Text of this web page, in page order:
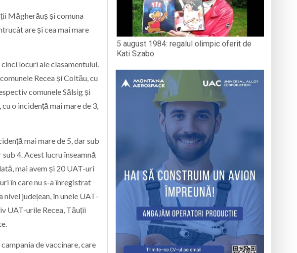
Măgherăuș și comuna
are și cea mai mare
locuri ale clasamentului.
Recea și Coltău, cu
comunele Sălsig și
o incidență mai mare de 3,
mai mare de 5, dar sub
4. Acest lucru înseamnă
mai avem și 20 UAT-uri
în care nu s-a înregistrat
județean, în unele UAT-
UAT-urile Recea, Tăuții
de vaccinare, care
5 august 1984: regalul olimpic oferit de
Kati Szabo